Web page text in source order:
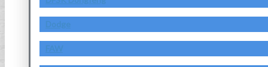
Dodge
FAW